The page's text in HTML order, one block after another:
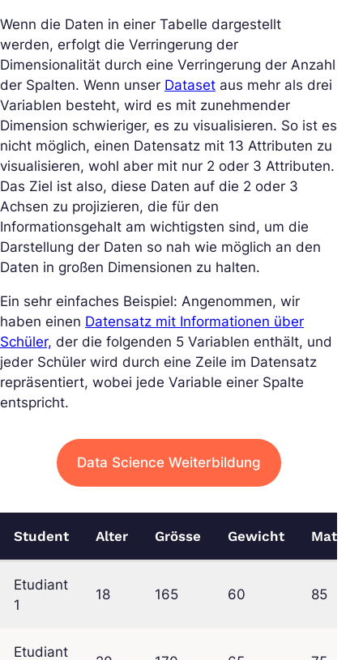
Wenn die Daten in einer Tabelle dargestellt
werden, erfolgt die Verringerung der
Dimensionalität durch eine Verringerung der Anzahl
der Spalten. Wenn unser Dataset aus mehr als drei
Variablen besteht, wird es mit zunehmender
Dimension schwieriger, es zu visualisieren. So ist es
nicht möglich, einen Datensatz mit 13 Attributen zu
visualisieren, wohl aber mit nur 2 oder 3 Attributen.
Das Ziel ist also, diese Daten auf die 2 oder 3
Achsen zu projizieren, die für den
Informationsgehalt am wichtigsten sind, um die
Darstellung der Daten so nah wie möglich an den
Daten in großen Dimensionen zu halten.
Ein sehr einfaches Beispiel: Angenommen, wir
haben einen Datensatz mit Informationen über
Schüler, der die folgenden 5 Variablen enthält, und
jeder Schüler wird durch eine Zeile im Datensatz
repräsentiert, wobei jede Variable einer Spalte
entspricht.
Data Science Weiterbildung
Student Alter Grösse Gewicht Mathe
Etudiant
1
18 165 60 85
Etudiant